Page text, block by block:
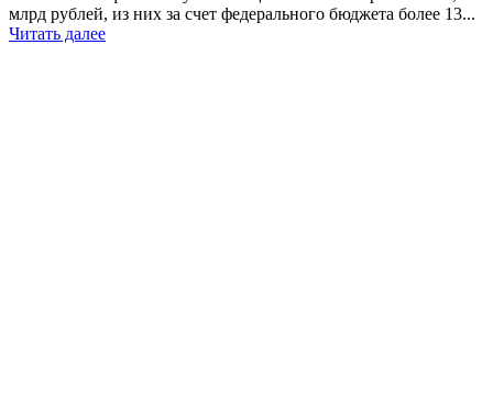
млрд рублей, из них за счет федерального бюджета более 13...
Читать далее